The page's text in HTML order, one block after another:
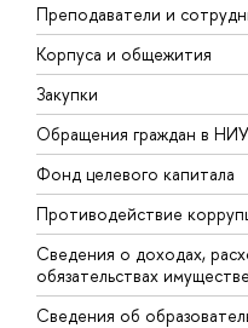
Преподаватели и
Корпуса и общежития
Закупки
Обращения граждан в
Фонд целевого капитала
Противодействие
Сведения о доходах,
обязательствах
Сведения об